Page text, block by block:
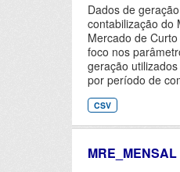
Dados de
contabilização do
Mercado de
foco nos
geração
por período de
CSV
MRE_MENSAL